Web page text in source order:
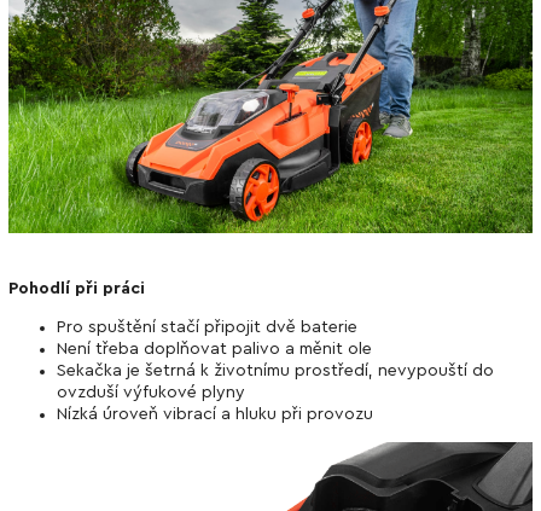
Pohodlí při práci
Pro spuštění stačí připojit dvě baterie
Není třeba doplňovat palivo a měnit ole
Sekačka je šetrná k životnímu prostředí, nevypouští do
ovzduší výfukové plyny
Nízká úroveň vibrací a hluku při provozu